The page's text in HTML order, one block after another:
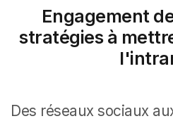
Engagement
stratégies à
Des réseaux sociaux